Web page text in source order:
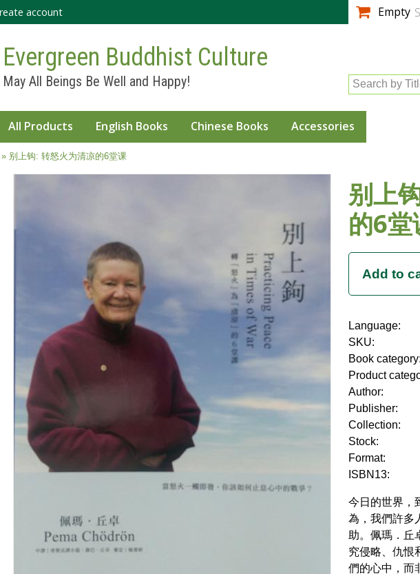
main
account Empty
Evergreen Buddhist Culture
May All Beings Be Well and Happy! Search by
All Products English Books Chinese Books Accessories
here
» 别上钩: 转怒火为清凉的6堂课
别上
的6堂
Language:
SKU:
Book
Product
Author:
Publisher:
Collection:
Stock:
Format:
ISBN13:
今日的世界，
為，我們許多
助。佩瑪．丘
究侵略、仇恨
們的心中，而